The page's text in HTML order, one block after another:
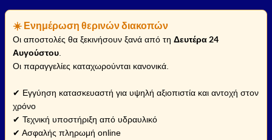
☀️ Ενημέρωση θερινών διακοπών
Οι αποστολές θα ξεκινήσουν ξανά από τη Δευτέρα 24
Αυγούστου
Οι παραγγελίες καταχωρούνται κανονικά.
✔ Εγγύηση κατασκευαστή για υψηλή αξιοπιστία και αντοχή στον
χρόνο
✔ Τεχνική υποστήριξη από υδραυλικό
✔ Ασφαλής πληρωμή online